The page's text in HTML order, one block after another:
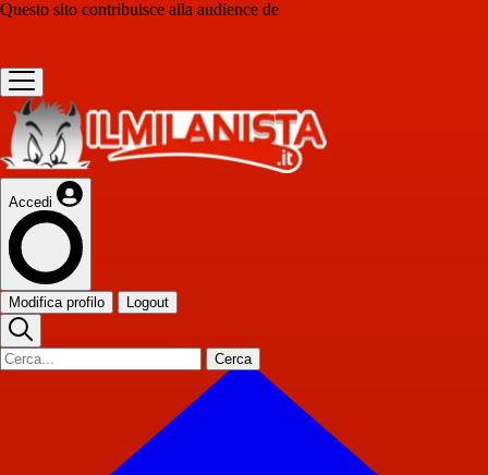
Questo sito contribuisce alla audience de
Accedi
Modifica profilo Logout
Cerca